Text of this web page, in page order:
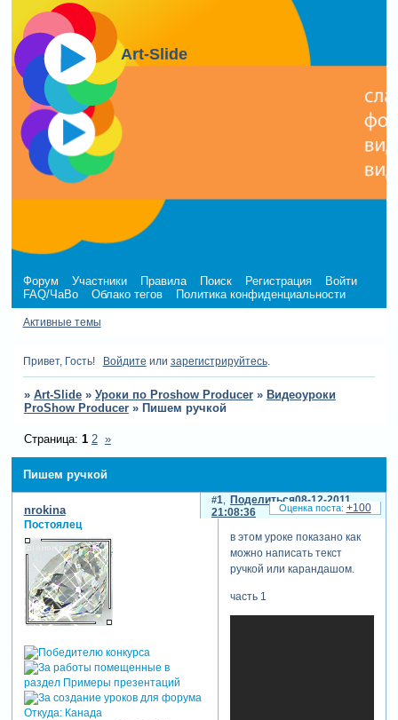
Art-Slide
Форум Участники Правила Поиск Регистрация
Войти
FAQ/ЧаВо
Облако тегов Политика конфиденциальности
Активные темы
Привет, Гость! Войдите или зарегистрируйтесь.
» Art-Slide » Уроки по Proshow Producer » Видеоуроки
ProShow Producer » Пишем ручкой
Пишем ручкой
Страница: 1 2 »
Поделиться
1
08-12-2011
21:08:36
nrokina
Постоялец
Откуда:Канада
в этом уроке показано как
можно написать текст
ручкой или карандашом.
часть 1
+100